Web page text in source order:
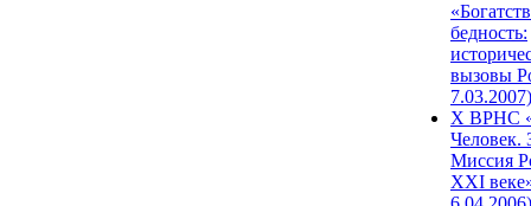
бедность:
вызовы
7.03.2007)
X ВРНС
Человек.
Миссия
XXI